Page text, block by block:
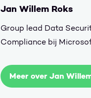
Jan Willem Roks
Group lead Data
Compliance bij
Meer over Jan